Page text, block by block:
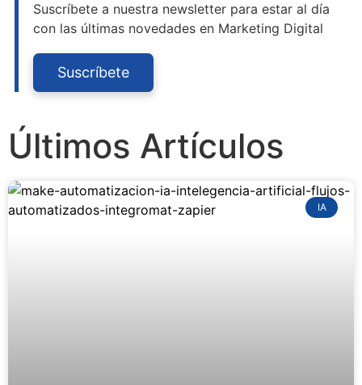
Suscríbete a nuestra newsletter para estar al día
con las últimas novedades en Marketing Digital
Suscríbete
Últimos Artículos
IA